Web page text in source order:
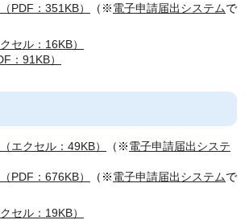
PDF：351KB）
（※電子申請届出システムで
セル：16KB）
：91KB）
エクセル：49KB） （※電子申請届出システ
PDF：676KB）
（※電子申請届出システムで
セル：19KB）